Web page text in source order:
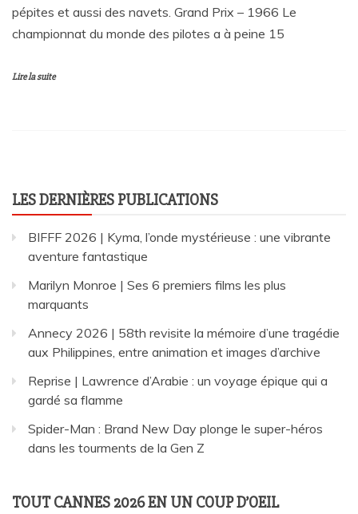
pépites et aussi des navets. Grand Prix – 1966 Le
championnat du monde des pilotes a à peine 15
Lire la suite
LES DERNIÈRES PUBLICATIONS
BIFFF 2026 | Kyma, l’onde mystérieuse : une vibrante
aventure fantastique
Marilyn Monroe | Ses 6 premiers films les plus
marquants
Annecy 2026 | 58th revisite la mémoire d’une tragédie
aux Philippines, entre animation et images d’archive
Reprise | Lawrence d’Arabie : un voyage épique qui a
gardé sa flamme
Spider-Man : Brand New Day plonge le super-héros
dans les tourments de la Gen Z
TOUT CANNES 2026 EN UN COUP D’OEIL